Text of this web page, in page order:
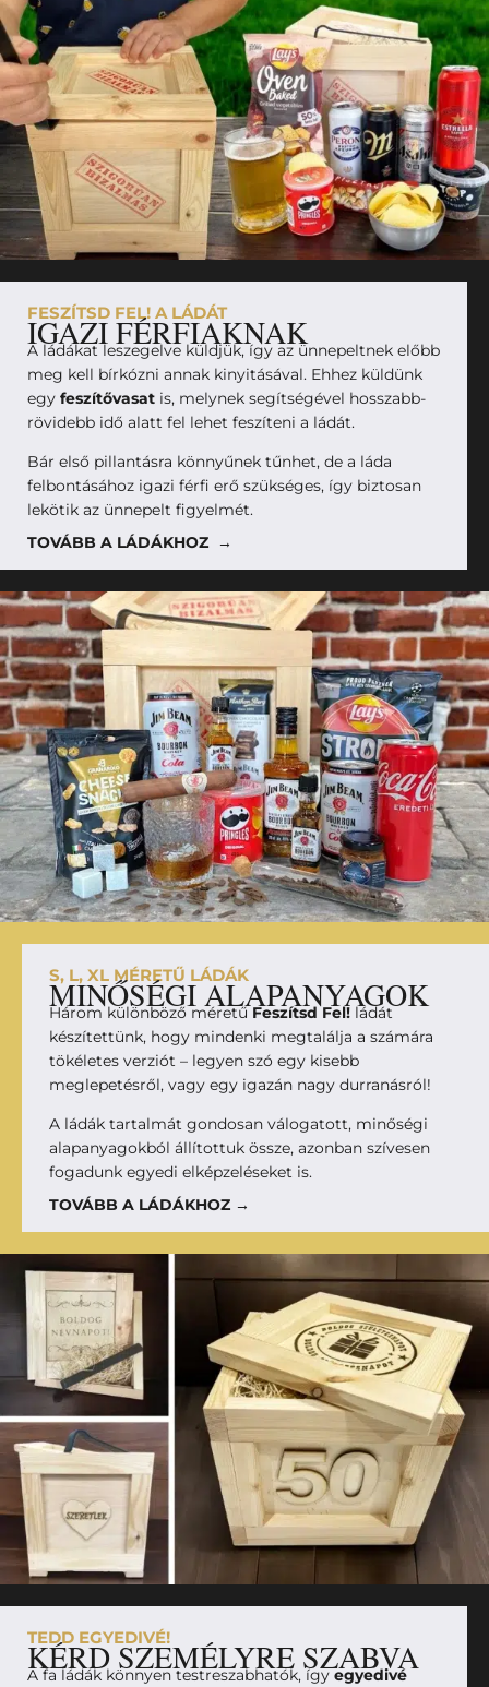
FESZÍTSD FEL! A LÁDÁT
IGAZI FÉRFIAKNAK
A ládákat leszegelve küldjük, így az ünnepeltnek előbb
meg kell bírkózni annak kinyitásával. Ehhez küldünk
egy feszítővasat is, melynek segítségével hosszabb-
rövidebb idő alatt fel lehet feszíteni a ládát.
Bár első pillantásra könnyűnek tűnhet, de a láda
felbontásához igazi férfi erő szükséges, így biztosan
lekötik az ünnepelt figyelmét.
TOVÁBB A LÁDÁKHOZ →
S, L, XL MÉRETŰ LÁDÁK
MINŐSÉGI ALAPANYAGOK
Három különböző méretűFeszítsd Fel! ládát
készítettünk, hogy mindenki megtalálja a számára
tökéletes verziót – legyen szó egy kisebb
meglepetésről, vagy egy igazán nagy durranásról!
A ládák tartalmát gondosan válogatott, minőségi
alapanyagokból állítottuk össze, azonban szívesen
fogadunk egyedi elképzeléseket is.
TOVÁBB A LÁDÁKHOZ →
TEDD EGYEDIVÉ!
KÉRD SZEMÉLYRE SZABVA
A fa ládák könnyen testreszabhatók, ígyegyedivé